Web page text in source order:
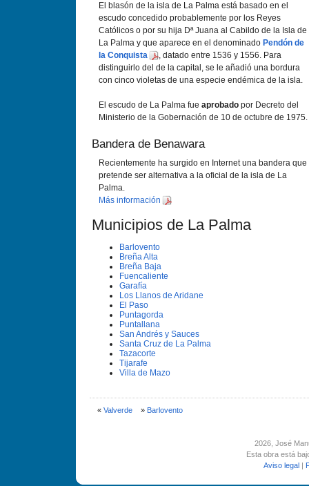
El blasón de la isla de La Palma está basado en el
escudo concedido probablemente por los Reyes
Católicos o por su hija Dª Juana al Cabildo de la Isla de
La Palma y que aparece en el denominado Pendón de
la Conquista
, datado entre 1536 y 1556. Para
distinguirlo del de la capital, se le añadió una bordura
con cinco violetas de una especie endémica de la isla.
El escudo de La Palma fue aprobado por Decreto del
Ministerio de la Gobernación de 10 de octubre de 1975.
Bandera de Benawara
Recientemente ha surgido en Internet una bandera que
pretende ser alternativa a la oficial de la isla de La
Palma.
Más información
Municipios de La Palma
Barlovento
Breña Alta
Breña Baja
Fuencaliente
Garafí­a
Los Llanos de Aridane
El Paso
Puntagorda
Puntallana
San Andrés y Sauces
Santa Cruz de La Palma
Tazacorte
Tijarafe
Villa de Mazo
« Valverde» Barlovento
2026, José
Esta obra está
Aviso legal |